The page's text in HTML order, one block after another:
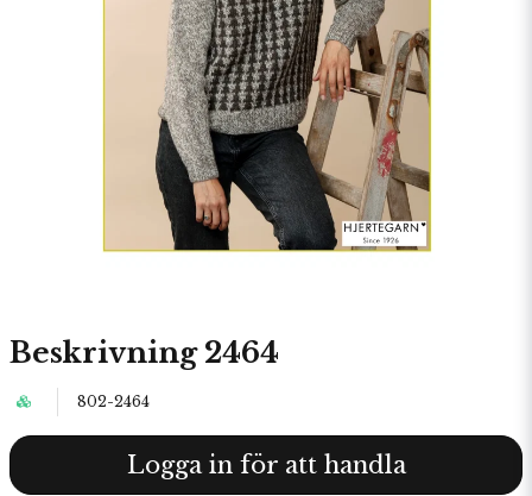
Beskrivning 2464
802-2464
Logga in för att handla